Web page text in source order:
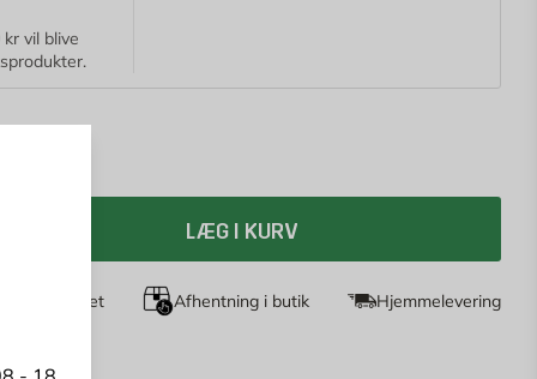
vil blive
LÆG I KURV
returret Afhentning i butik Hjemmelevering